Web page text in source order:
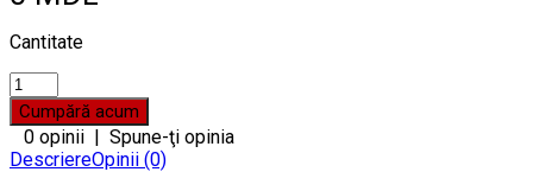
Cantitate
0 opinii | Spune-ţi opinia
DescriereOpinii (0)